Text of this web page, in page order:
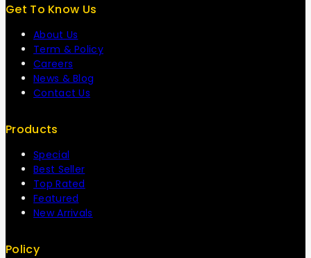
Get To Know Us
About Us
Term & Policy
Careers
News & Blog
Contact Us
Products
Special
Best Seller
Top Rated
Featured
New Arrivals
Policy